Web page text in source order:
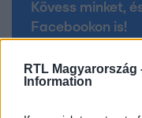
RTL Magyarország
Information
Kövess minket,
Facebookon is!